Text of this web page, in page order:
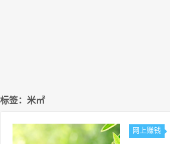
标签：米㎡
网上赚钱